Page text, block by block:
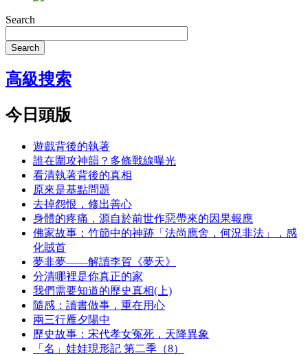
Search
Search
高級搜索
今日頭版
遊戲背後的執著
誰在圍攻神韻？多條戰線曝光
看清執著背後的真相
原來是基點問題
去掉怨恨，修出善心
身體的疼痛，源自於前世作惡帶來的因果報應
佛家故事：竹節中的神跡「法尚應舍，何況非法」，感
化賊首
夢非夢——解讀李賀《夢天》
分清哪裡是你真正的家
我們需要知道的歷史真相(上)
隨感：讀書做事，重在用心
兩三行雁夕陽中
歷史故事：宋代孝女冤死，天降異象
「名」娃娃現形記 第二季（8）